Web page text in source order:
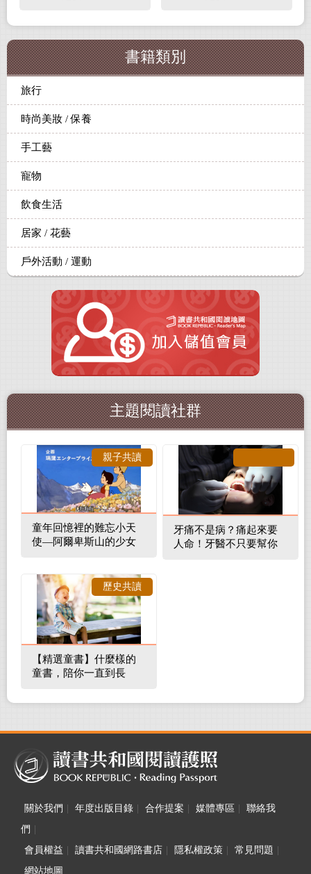
書籍類別
旅行
時尚美妝 / 保養
手工藝
寵物
飲食生活
居家 / 花藝
戶外活動 / 運動
主題閱讀社群
童年回憶裡的難忘小天
使—阿爾卑斯山的少女
親子共讀
牙痛不是病？痛起來要
人命！牙醫不只要幫你
【精選童書】什麼樣的
童書，陪你一直到長
歷史共讀
關於我們 年度出版目錄 合作提案 媒體專區
聯絡我
們
會員權益
讀書共和國網路書店 隱私權政策 常見問題
網站地圖